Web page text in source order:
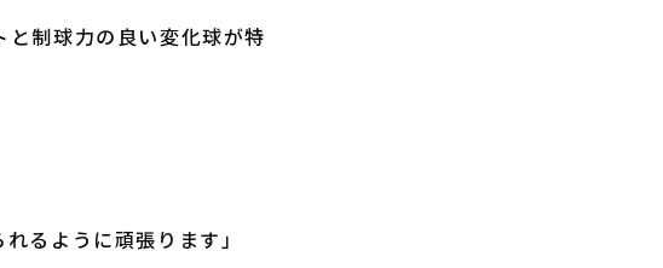
と制球力の良い変化球が特
るように頑張ります」